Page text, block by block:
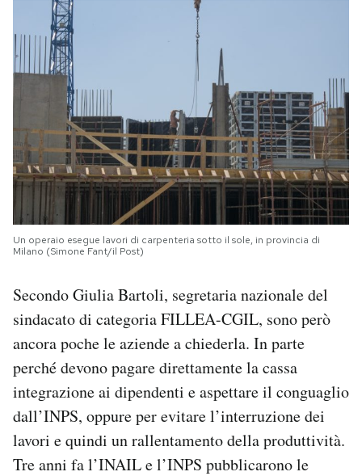
Un operaio esegue lavori di carpenteria sotto il sole, in provincia di
Milano (Simone Fant/il Post)
Secondo Giulia Bartoli, segretaria nazionale del
sindacato di categoria FILLEA-CGIL, sono però
ancora poche le aziende a chiederla. In parte
perché devono pagare direttamente la cassa
integrazione ai dipendenti e aspettare il conguaglio
dall’INPS, oppure per evitare l’interruzione dei
lavori e quindi un rallentamento della produttività.
Tre anni fa l’INAIL e l’INPS pubblicarono le